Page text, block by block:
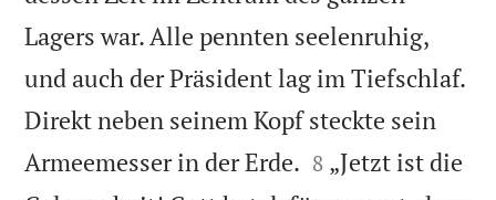
Lagers war. Alle pennten seelenruhig,
und auch der Präsident lag im Tiefschlaf.
Direkt neben seinem Kopf steckte sein
Armeemesser in der Erde. 

8 „Jetzt ist die